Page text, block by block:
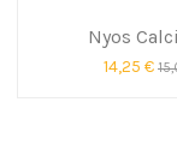
Nyos
14,25 €